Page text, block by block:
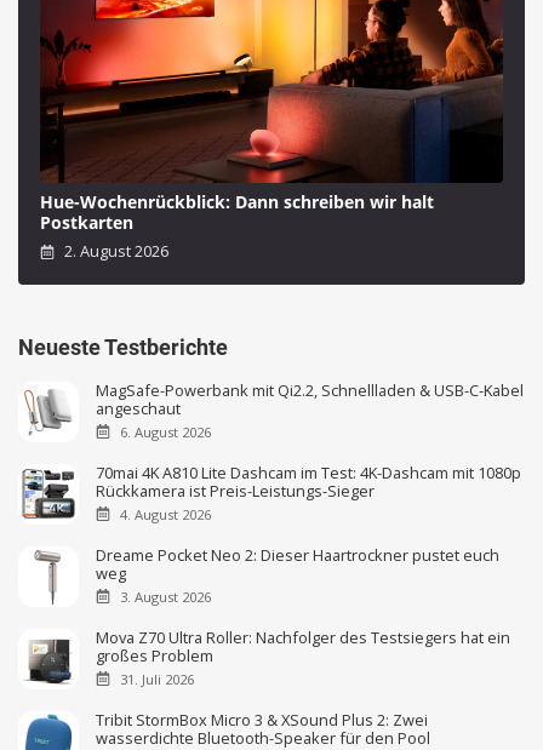
Hue-Wochenrückblick: Dann schreiben wir halt
Postkarten
2. August 2026
Neueste Testberichte
MagSafe-Powerbank mit Qi2.2, Schnellladen & USB-C-Kabel
angeschaut
6. August 2026
70mai 4K A810 Lite Dashcam im Test: 4K-Dashcam mit 1080p
Rückkamera ist Preis-Leistungs-Sieger
4. August 2026
Dreame Pocket Neo 2: Dieser Haartrockner pustet euch
weg
3. August 2026
Mova Z70 Ultra Roller: Nachfolger des Testsiegers hat ein
großes Problem
31. Juli 2026
Tribit StormBox Micro 3 & XSound Plus 2: Zwei
wasserdichte Bluetooth-Speaker für den Pool